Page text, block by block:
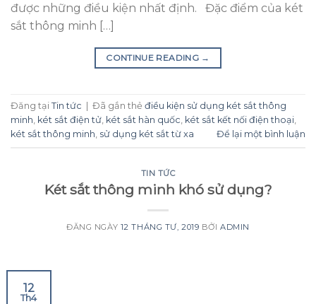
được những điều kiện nhất định. Đặc điểm của két
sắt thông minh […]
CONTINUE READING →
Đăng tại Tin tức Đã gắn thẻ điều kiện sử dụng két sắt thông
minh két sắt điện tử két sắt hàn quốc két sắt kết nối điện thoại
két sắt thông minh sử dụng két sắt từ xa Để lại một bình luận
TIN TỨC
Két sắt thông minh khó sử dụng?
ĐĂNG NGÀY 12 THÁNG TƯ, 2019 BỞIADMIN
12
Th4